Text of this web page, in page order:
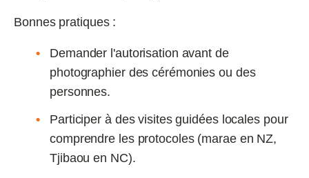
Bonnes pratiques :
Demander l'autorisation avant de
photographier des cérémonies ou des
personnes.
Participer à des visites guidées locales pour
comprendre les protocoles (marae en NZ,
Tjibaou en NC).